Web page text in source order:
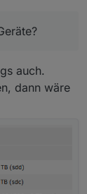
auch.
dann wäre